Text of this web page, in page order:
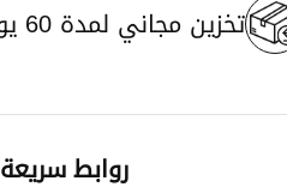
تخزين مجاني لمدة 60 يوم
روابط سريعة